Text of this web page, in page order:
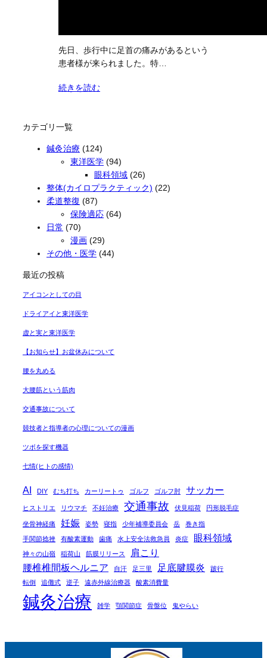
先日、歩行中に足首の痛みがあるという
患者様が来られました。特…
続きを読む
カテゴリ一覧
鍼灸治療 (124)
東洋医学 (94)
眼科領域 (26)
整体(カイロプラクティック) (22)
柔道整復 (87)
保険適応 (64)
日常 (70)
漫画 (29)
その他・医学 (44)
最近の投稿
アイコンとしての目
ドライアイと東洋医学
虚と実と東洋医学
【お知らせ】お盆休みについて
腰を丸める
大腰筋という筋肉
交通事故について
競技者と指導者の心理についての漫画
ツボを探す機器
七情(ヒトの感情)
AI DIY むち打ち カーリートゥ ゴルフ ゴルフ肘 サッカー
ヒストリエ リウマチ 不妊治療 交通事故 伏見稲荷 円形脱毛症
坐骨神経痛 妊娠 姿勢 寝指 少年補導委員会 岳 巻き指
手関節捻挫 有酸素運動 歯痛 水上安全法救急員 炎症 眼科領域
神々の山嶺 稲荷山 筋膜リリース
肩こり
腰椎椎間板ヘルニア
自汗 足三里 足底腱膜炎
跛行
転倒
追儺式 逆子 遠赤外線治療器 酸素消費量
鍼灸治療 雑学 顎関節症 骨盤位 鬼やらい